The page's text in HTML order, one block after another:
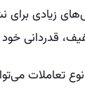
زیادی برای
قدردانی
تعاملات